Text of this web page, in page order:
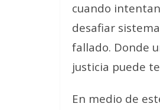
cuando
desafiar
fallado. Donde
justicia puede
En medio de